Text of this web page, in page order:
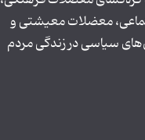
معضلات معیشتی و
سیاسی در زندگی مردم